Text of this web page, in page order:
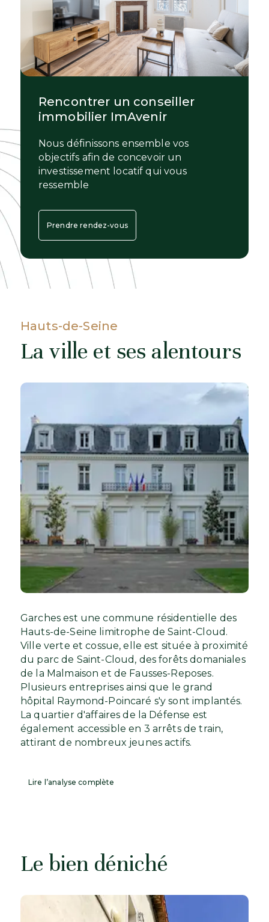
Rencontrer un conseiller
immobilier ImAvenir
Nous définissons ensemble vos
objectifs afin de concevoir un
investissement locatif qui vous
ressemble
Prendre rendez-vous
Hauts-de-Seine
La ville et ses alentours
Garches est une commune résidentielle des
Hauts-de-Seine limitrophe de Saint-Cloud.
Ville verte et cossue, elle est située à proximité
du parc de Saint-Cloud, des forêts domaniales
de la Malmaison et de Fausses-Reposes.
Plusieurs entreprises ainsi que le grand
hôpital Raymond-Poincaré s'y sont implantés.
La quartier d'affaires de la Défense est
également accessible en 3 arrêts de train,
attirant de nombreux jeunes actifs.
Lire l’analyse complète
Le bien déniché